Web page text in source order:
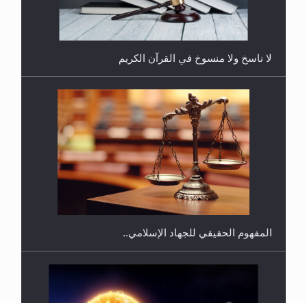
هل يجوز فتح مشروع كوافير نسائي للمحجبات وغير
المحجبات؟
لا ناسخ ولا منسوخ في القرآن الكريم
المفهوم الحقيقي للجهاد الإسلامي..